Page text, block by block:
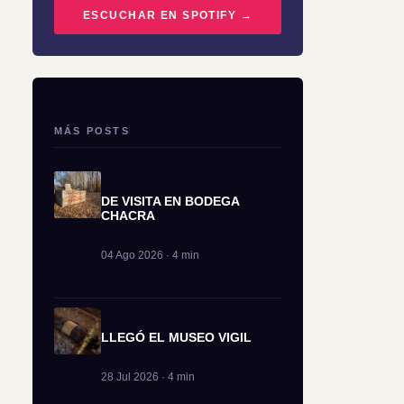
ESCUCHAR EN SPOTIFY →
MÁS POSTS
DE VISITA EN BODEGA
CHACRA
04 Ago 2026 · 4 min
LLEGÓ EL MUSEO VIGIL
28 Jul 2026 · 4 min